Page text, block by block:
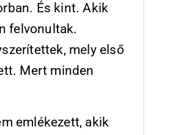
És kint. Akik
felvonultak.
mely első
Mert minden
emlékezett, akik